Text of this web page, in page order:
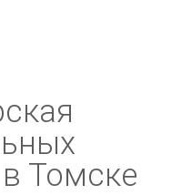
Томске